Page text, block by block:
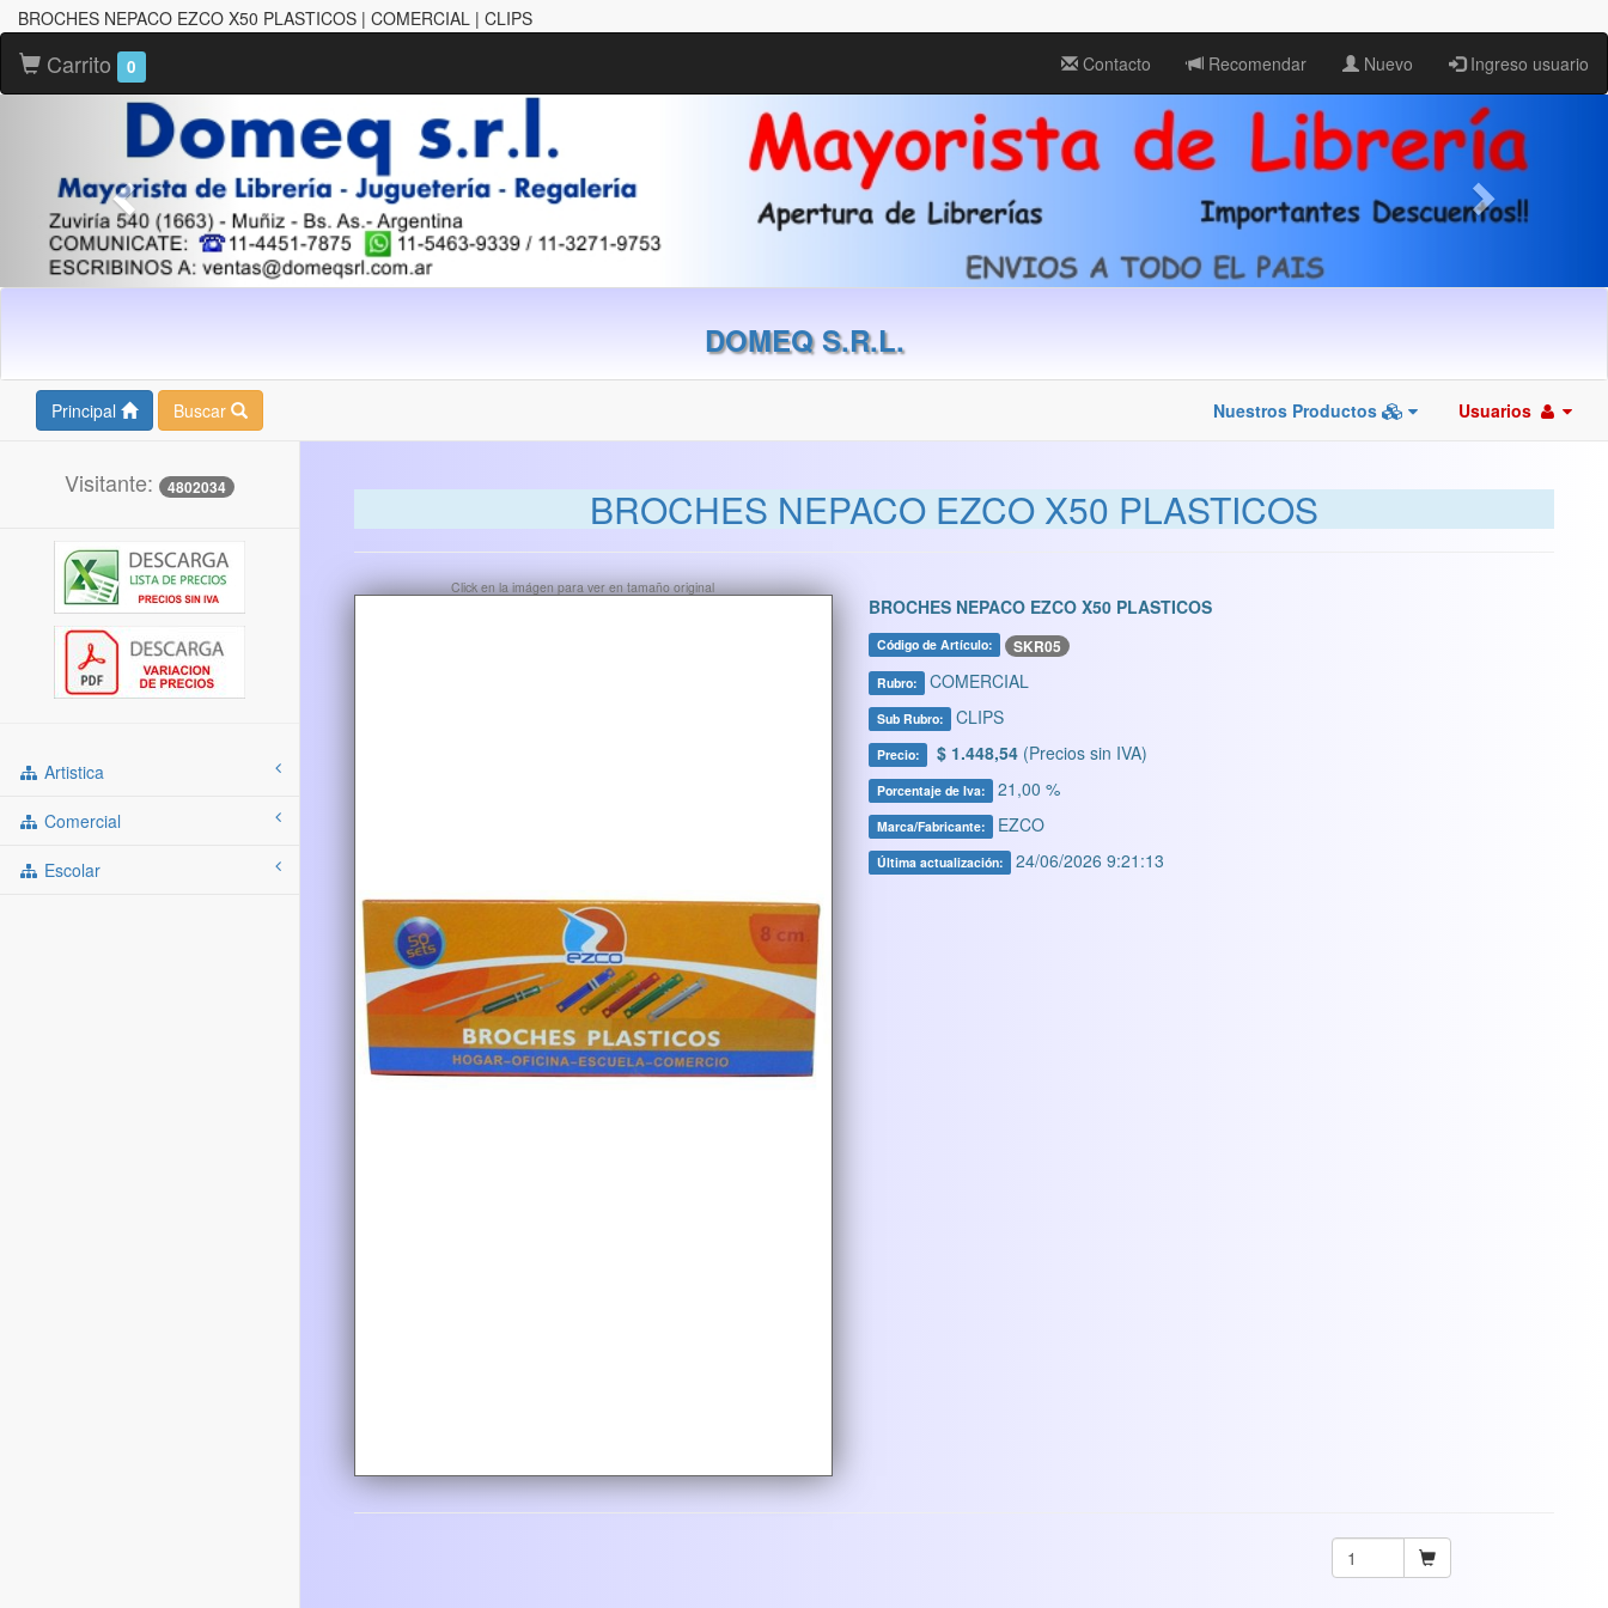
BROCHES NEPACO EZCO X50 PLASTICOS | COMERCIAL | CLIPS
Carrito 0 Contacto Recomendar Nuevo Ingreso usuario
DOMEQ S.R.L.
Principal Buscar Nuestros Productos Usuarios
Visitante: 4802034
Artistica
Comercial
Escolar
BROCHES NEPACO EZCO X50 PLASTICOS
Click en la imágen para ver en tamaño original
BROCHES NEPACO EZCO X50 PLASTICOS
Código de Artículo: SKR05
Rubro: COMERCIAL
Sub Rubro: CLIPS
Precio: $ 1.448,54 (Precios sin IVA)
Porcentaje de Iva: 21,00 %
Marca/Fabricante: EZCO
Última actualización: 24/06/2026 9:21:13